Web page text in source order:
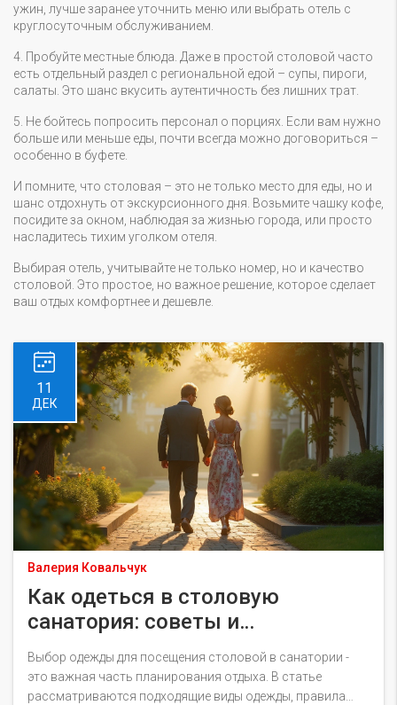
ужин, лучше заранее уточнить меню или выбрать отель с
круглосуточным обслуживанием.
4. Пробуйте местные блюда. Даже в простой столовой часто
есть отдельный раздел с региональной едой – супы, пироги,
салаты. Это шанс вкусить аутентичность без лишних трат.
5. Не бойтесь попросить персонал о порциях. Если вам нужно
больше или меньше еды, почти всегда можно договориться –
особенно в буфете.
И помните, что столовая – это не только место для еды, но и
шанс отдохнуть от экскурсионного дня. Возьмите чашку кофе,
посидите за окном, наблюдая за жизнью города, или просто
насладитесь тихим уголком отеля.
Выбирая отель, учитывайте не только номер, но и качество
столовой. Это простое, но важное решение, которое сделает
ваш отдых комфортнее и дешевле.
11
ДЕК
Валерия Ковальчук
Как одеться в столовую
санатория: советы и
рекомендации
Выбор одежды для посещения столовой в санатории -
это важная часть планирования отдыха. В статье
рассматриваются подходящие виды одежды, правила